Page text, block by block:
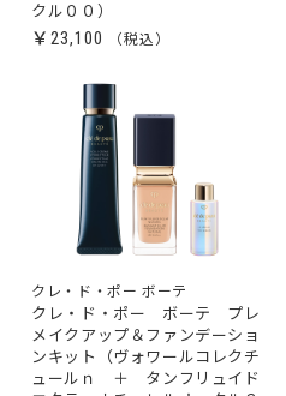
クル００）
￥23,100
クレ・ド・ポー ボーテ
クレ・ド・ポー ボーテ プレ
メイクアップ＆ファンデーショ
ンキット（ヴォワールコレクチ
ュールｎ ＋ タンフリュイド